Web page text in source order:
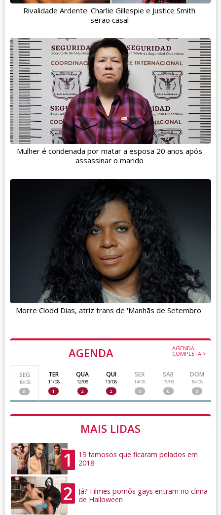
AGENDA AGENDA
COMPLETA >
SEG
10/08
0
TER
11/08
1
QUA
12/08
2
QUI
13/08
2
SEX
14/08
0
SAB
15/08
0
DOM
16/08
0
MAIS LIDAS
1
19 famosos que ficaram pelados em
2018
2
Já? Filmes pornôs gays entram no clima
de Halloween
Rivalidade Ardente: Charlie Gillespie e Justice Smith
serão casal
Mulher é condenada por matar a esposa 20 anos após
assassinar o marido
Morre Clodd Dias, atriz trans de 'Manhãs de Setembro'